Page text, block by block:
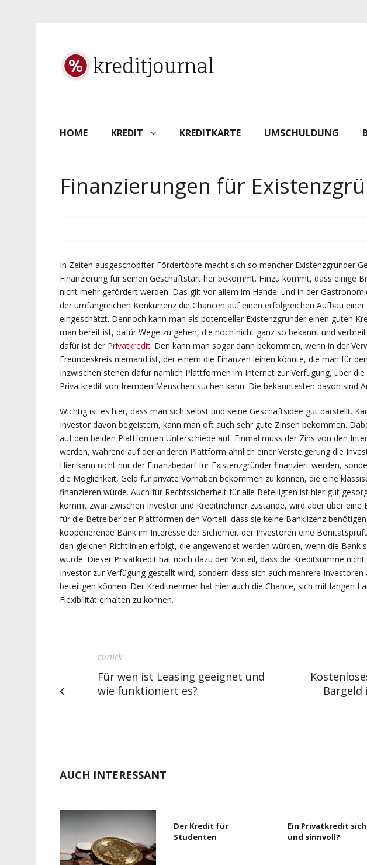
HOME KREDIT KREDITKARTE UMSCHULDUNG
Finanzierungen für
In Zeiten ausgeschöpfter Fördertöpfe macht sich so mancher Existenzgründer
Finanzierung für seinen Geschäftstart her bekommt. Hinzu kommt, dass einige
nicht mehr gefördert werden. Das gilt vor allem im Handel und in der
der umfangreichen Konkurrenz die Chancen auf einen erfolgreichen Aufbau
eingeschätzt. Dennoch kann man als potentieller Existenzgründer einen guten
man bereit ist, dafür Wege zu gehen, die noch nicht ganz so bekannt und
dafür ist der Privatkredit. Den kann man sogar dann bekommen, wenn in der
Freundeskreis niemand ist, der einem die Finanzen leihen könnte, die man für
Inzwischen stehen dafür nämlich Plattformen im Internet zur Verfügung, über die
Privatkredit von fremden Menschen suchen kann. Die bekanntesten davon sind
Wichtig ist es hier, dass man sich selbst und seine Geschäftsidee gut darstellt.
Investor davon begeistern, kann man oft auch sehr gute Zinsen bekommen.
auf den beiden Plattformen Unterschiede auf. Einmal muss der Zins von den
werden, während auf der anderen Plattform ähnlich einer Versteigerung die
Hier kann nicht nur der Finanzbedarf für Existenzgründer finanziert werden,
die Möglichkeit, Geld für private Vorhaben bekommen zu können, die eine
finanzieren würde. Auch für Rechtssicherheit für alle Beteiligten ist hier gut
kommt zwar zwischen Investor und Kreditnehmer zustande, wird aber über eine
für die Betreiber der Plattformen den Vorteil, dass sie keine Banklizenz
kooperierende Bank im Interesse der Sicherheit der Investoren eine
den gleichen Richtlinien erfolgt, die angewendet werden würden, wenn die Bank
würde. Dieser Privatkredit hat noch dazu den Vorteil, dass die Kreditsumme
Investor zur Verfügung gestellt wird, sondern dass sich auch mehrere Investoren
beteiligen können. Der Kreditnehmer hat hier auch die Chance, sich mit langen
Flexibilität erhalten zu können.
zurück
Für wen ist Leasing geeignet und
wie funktioniert es?
Bargeld
AUCH INTERESSANT
Der Kredit für
Studenten
Ein Privatkredit
und sinnvoll?